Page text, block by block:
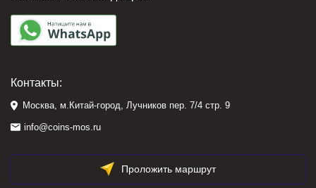
Контакты:
Москва, м.Китай-город, Лучников пер. 7/4 стр. 9
info@coins-mos.ru
Проложить маршрут